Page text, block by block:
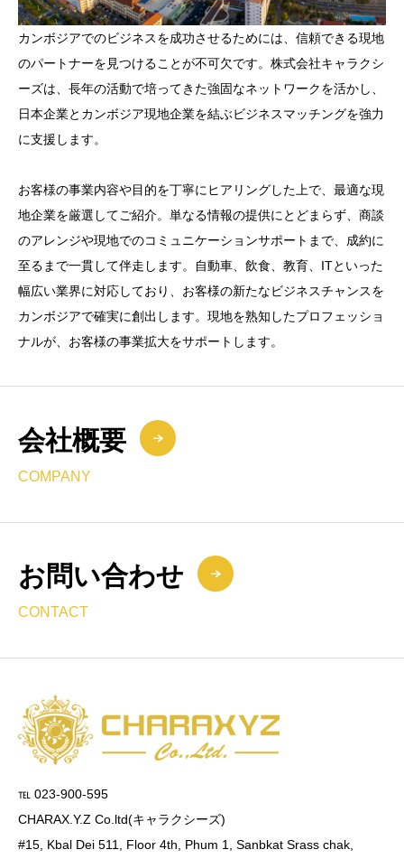
カンボジアでのビジネスを成功させるためには、信頼できる現地
のパートナーを見つけることが不可欠です。株式会社キャラクシ
ーズは、長年の活動で培ってきた強固なネットワークを活かし、
日本企業とカンボジア現地企業を結ぶビジネスマッチングを強力
に支援します。
お客様の事業内容や目的を丁寧にヒアリングした上で、最適な現
地企業を厳選してご紹介。単なる情報の提供にとどまらず、商談
のアレンジや現地でのコミュニケーションサポートまで、成約に
至るまで一貫して伴走します。自動車、飲食、教育、ITといった
幅広い業界に対応しており、お客様の新たなビジネスチャンスを
カンボジアで確実に創出します。現地を熟知したプロフェッショ
ナルが、お客様の事業拡大をサポートします。
会社概要
COMPANY
お問い合わせ
CONTACT
℡ 023-900-595
CHARAX.Y.Z Co.ltd(キャラクシーズ)
#15, Kbal Dei 511, Floor 4th, Phum 1, Sanbkat Srass chak,